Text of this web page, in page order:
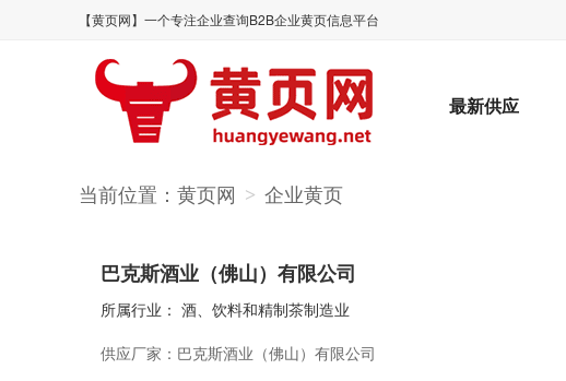
【黄页网】一个专注企业查询B2B企业黄页信息平台
最新供应
当前位置： 黄页网 > 企业黄页
巴克斯酒业（佛山）有限公司
所属行业： 酒、饮料和精制茶制造业
供应厂家： 巴克斯酒业（佛山）有限公司